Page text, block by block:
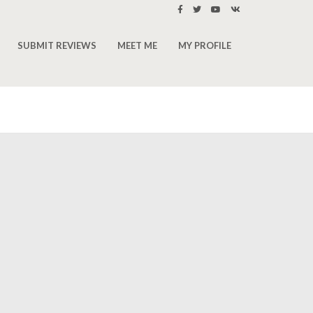
SUBMIT REVIEWS MEET ME MY PROFILE